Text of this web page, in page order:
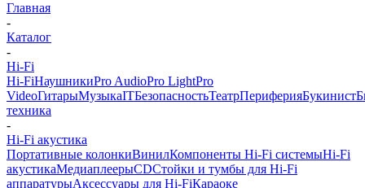
Главная
-
Каталог
-
Hi-Fi
Hi-FiНаушникиPro AudioPro LightPro
VideoГитарыМузыкаITБезопасностьТеатрПериферияБукинист
техника
-
Hi-Fi акустика
Портативные колонкиВинилКомпоненты Hi-Fi системыHi-Fi
акустикаМедиаплеерыCDСтойки и тумбы для Hi-Fi
аппаратурыАксессуары для Hi-FiКараоке